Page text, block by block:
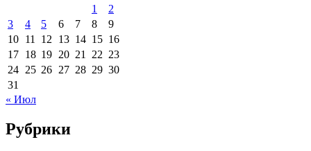
1
2
3
4 5 6 7 8
9
10 11 12 13 14 15 16
17 18 19 20 21 22 23
24 25 26 27 28 29 30
31
« Июл
Рубрики